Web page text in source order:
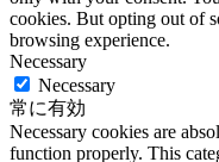
cookies. But opting out of
browsing experience.
Necessary
Necessary
常に有効
Necessary cookies are
function properly. This